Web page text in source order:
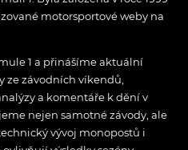
motorsportové weby na
1 a přinášíme aktuální
ze závodních víkendů,
a komentáře k dění v
nejen samotné závody, ale
vývoj monopostů i